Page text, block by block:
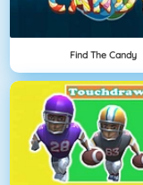
Find The Candy